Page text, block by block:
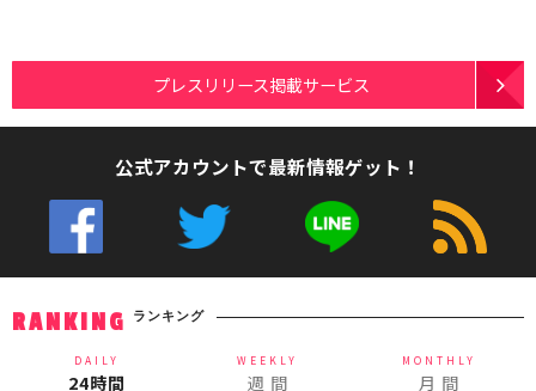
プレスリリース掲載サービス
公式アカウントで最新情報ゲット！
RANKING ランキング
DAILY
24時間
WEEKLY
週 間
MONTHLY
月 間